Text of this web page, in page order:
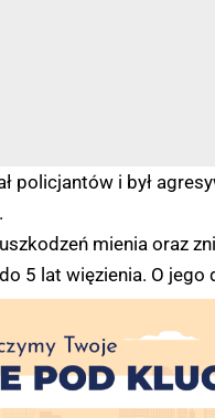
policjantów i był
mienia oraz
5 lat więzienia. O jego